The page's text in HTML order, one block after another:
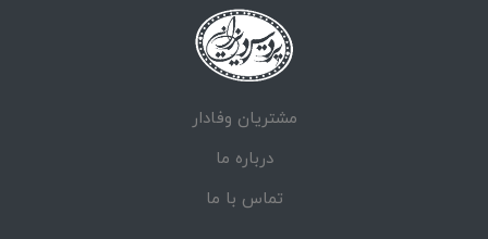
مشتریان وفادار
درباره ما
تماس با ما